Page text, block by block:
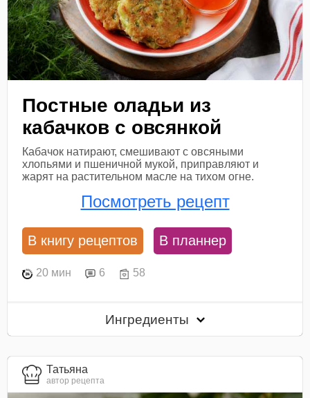
Постные оладьи из
кабачков с овсянкой
Кабачок натирают, смешивают с овсяными
хлопьями и пшеничной мукой, приправляют и
жарят на растительном масле на тихом огне.
Посмотреть рецепт
В книгу рецептов В планнер
20 мин 6 58
Ингредиенты
Татьяна
автор рецепта